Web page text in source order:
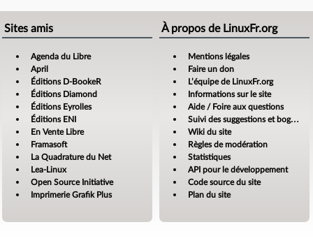
Sites amis
Agenda du Libre
April
Éditions D-BookeR
Éditions Diamond
Éditions Eyrolles
Éditions ENI
En Vente Libre
Framasoft
La Quadrature du Net
Lea-Linux
Open Source Initiative
Imprimerie Grafik Plus
À propos de LinuxFr.org
Mentions légales
Faire un don
L’équipe de LinuxFr.org
Informations sur le site
Aide / Foire aux questions
Suivi des suggestions et bogues
Wiki du site
Règles de modération
Statistiques
API pour le développement
Code source du site
Plan du site